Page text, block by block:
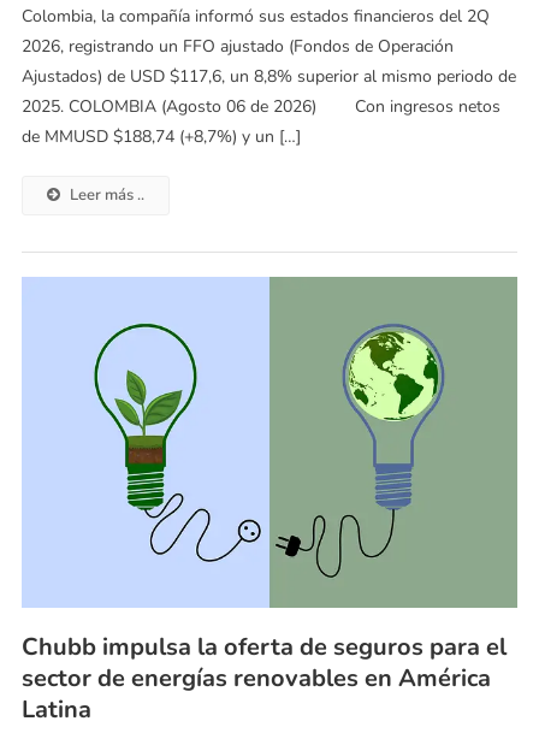
Colombia, la compañía informó sus estados financieros del 2Q
2026, registrando un FFO ajustado (Fondos de Operación
Ajustados) de USD $117,6, un 8,8% superior al mismo periodo de
2025. COLOMBIA (Agosto 06 de 2026) Con ingresos netos
de MMUSD $188,74 (+8,7%) y un […]
Leer más ..
Chubb impulsa la oferta de seguros para el
sector de energías renovables en América
Latina